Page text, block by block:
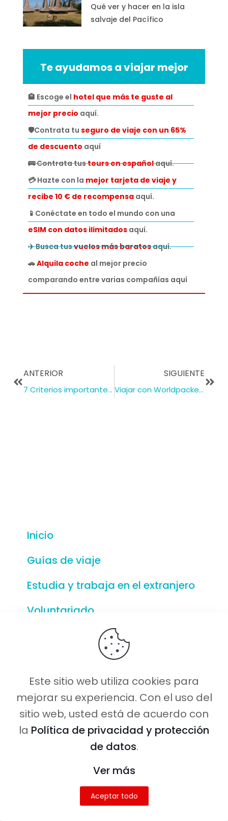
Qué ver y hacer en la isla
salvaje del Pacífico
Te ayudamos a viajar mejor
🏨 Escoge el hotel que más te guste al
mejor precio aquí.
🛡️Contrata tu seguro de viaje con un 65%
de descuento aquí
🚌 Contrata tustours en españolaquí.
💳 Hazte con la mejor tarjeta de viaje y
recibe 10 € de recompensa aquí.
📱Conéctate en todo el mundo con una
eSIM con datos ilimitados aquí.
✈️ Busca tusvuelos más baratosaquí.
🚗Alquila coche al mejor precio
comparando entre varias compañías aquí
ANTERIOR
7 Criterios importantes para elegir un buen hosting para tu negocio online
SIGUIENTE
Viajar con Worldpackers haciendo voluntariado. Entrevista a Rodolfo Montu. SEA #33
Inicio
Guías de viaje
Estudia y trabaja en el extranjero
Voluntariado
Sobre nosotros
Contacto
Este sitio web utiliza cookies para
mejorar su experiencia. Con el uso del
sitio web, usted está de acuerdo con
la Política de privacidad y protección
de datos.
Ver más
Aceptar todo